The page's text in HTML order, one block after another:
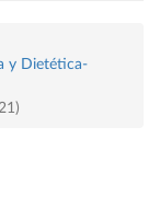
y Dietética-